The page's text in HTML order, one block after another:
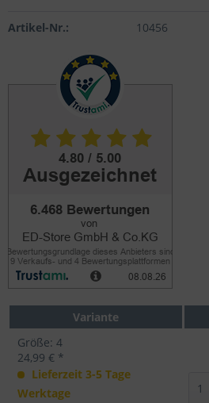
Artikel-Nr.: 10456
Variante
Größe: 4
24,99 € *
Lieferzeit 3-5 Tage
Werktage